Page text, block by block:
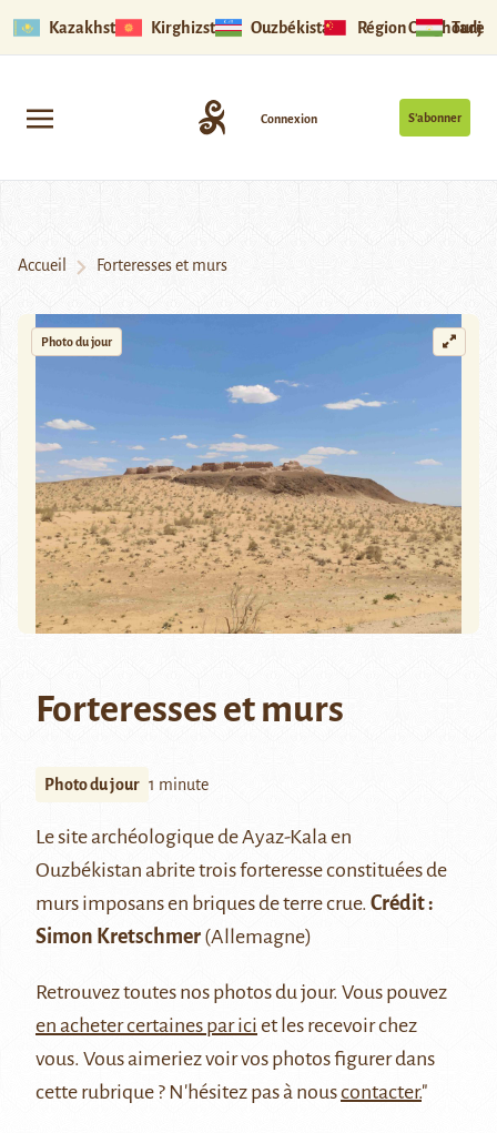
Kazakhstan Kirghizstan Ouzbékistan Région Ouïghoure
S’abonner
Connexion
Accueil Forteresses et murs
Photo du jour
Forteresses et murs
Photo du jour 1 minute
Le site archéologique deAyaz-Kalaen
Ouzbékistan abrite trois forteresse constituées de
murs imposans en briques de terre crue. Crédit :
Simon Kretschmer (Allemagne)
Retrouveztoutes nos photos du jour. Vous pouvez
en acheter certaines par ici et les recevoir chez
vous. Vous aimeriez voir vos photos figurer dans
cette rubrique ? N'hésitez pas à nouscontacter."